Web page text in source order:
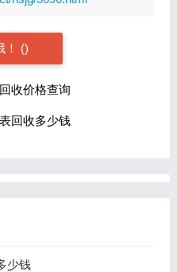
！ ()
收价格查询
回收多少钱
少钱